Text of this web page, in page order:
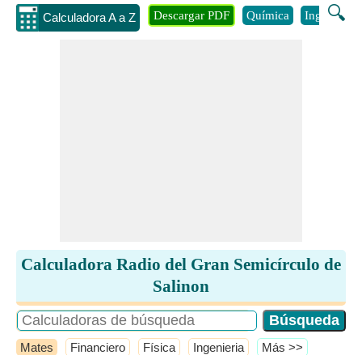
Calculadora A a Z 🔍
Descargar PDF Química Ingenieria
Calculadora Radio del Gran Semicírculo de
Salinon
Mates Financiero Física Ingenieria ​Más >>